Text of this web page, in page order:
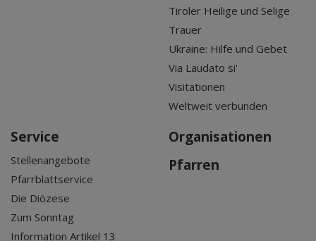
Tiroler Heilige und Selige
Trauer
Ukraine: Hilfe und Gebet
Via Laudato si'
Visitationen
Weltweit verbunden
Service
Stellenangebote
Pfarrblattservice
Die Diözese
Zum Sonntag
Information Artikel 13
Organisationen
Pfarren